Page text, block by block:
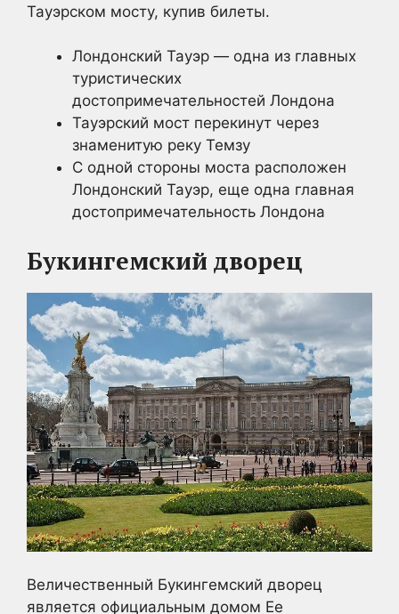
Тауэрском мосту, купив билеты.
Лондонский Тауэр — одна из главных
туристических
достопримечательностей Лондона
Тауэрский мост перекинут через
знаменитую реку Темзу
С одной стороны моста расположен
Лондонский Тауэр, еще одна главная
достопримечательность Лондона
Букингемский дворец
Величественный Букингемский дворец
является официальным домом Ее